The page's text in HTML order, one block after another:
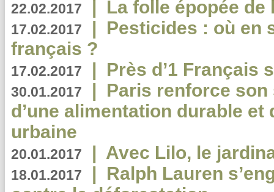
22.02.2017 | La folle épopée de
17.02.2017 | Pesticides : où en
français ?
17.02.2017 | Près d’1 Français
30.01.2017 | Paris renforce
d’une alimentation durable et
urbaine
20.01.2017 | Avec Lilo, le
18.01.2017 | Ralph Lauren